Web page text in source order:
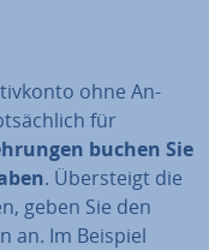
ohne An­
für
buchen Sie
. Über­steigt die
geben Sie den
an. Im Beispiel